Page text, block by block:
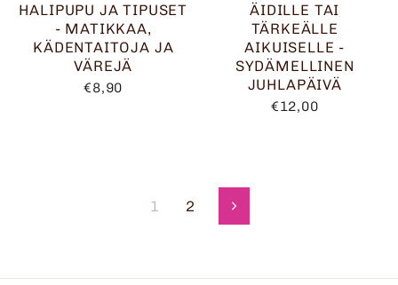
HALIPUPU JA TIPUSET
- MATIKKAA,
KÄDENTAITOJA JA
VÄREJÄ
€8,90
ÄIDILLE TAI
TÄRKEÄLLE
AIKUISELLE -
SYDÄMELLINEN
JUHLAPÄIVÄ
€12,00
1 2 Seuraava